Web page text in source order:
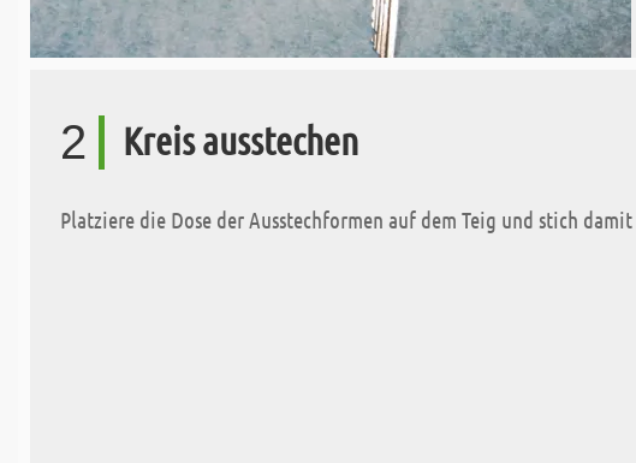
2 Kreis ausstechen
Platziere die Dose der Ausstechformen auf dem Teig und stich